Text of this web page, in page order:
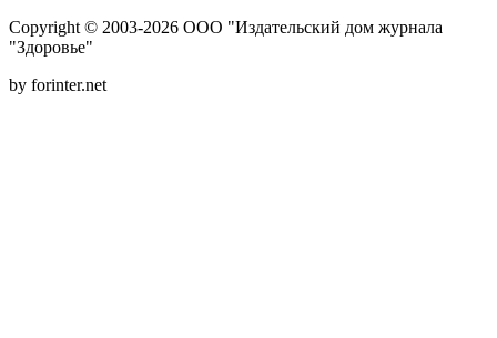
Copyright © 2003-2026 ООО "Издательский дом журнала
"Здоровье"
by forinter.net